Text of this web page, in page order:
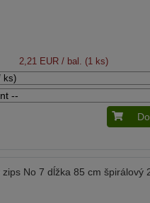
2,21 EUR / bal. (1 ks)
zips No 7 dĺžka 85 cm špirálový